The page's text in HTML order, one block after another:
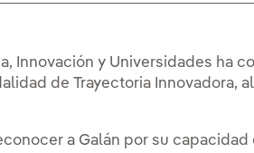
Innovación y Universidades ha
de Trayectoria Innovadora,
a Galán por su